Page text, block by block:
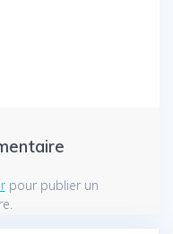
pour publier un